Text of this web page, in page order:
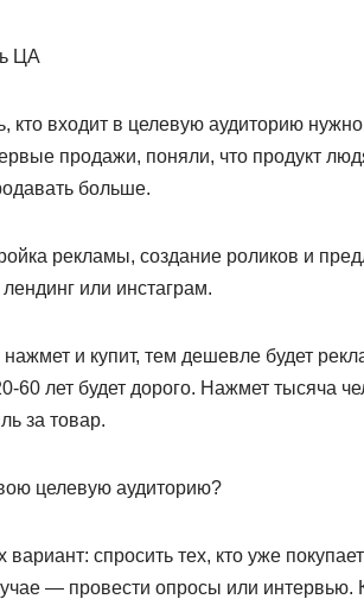
ЦА
кто входит в целевую аудиторию
продажи, поняли, что продукт
больше.
рекламы, создание роликов и
или инстаграм.
и купит, тем дешевле будет
60 лет будет дорого. Нажмет тысяча
за товар.
целевую аудиторию?
спросить тех, кто уже
— провести опросы или